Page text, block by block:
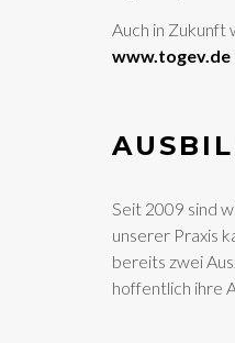
Auch in Zukunft
www.togev.de
Seit 2009 sind
unserer Praxis
bereits zwei
hoffentlich ihre